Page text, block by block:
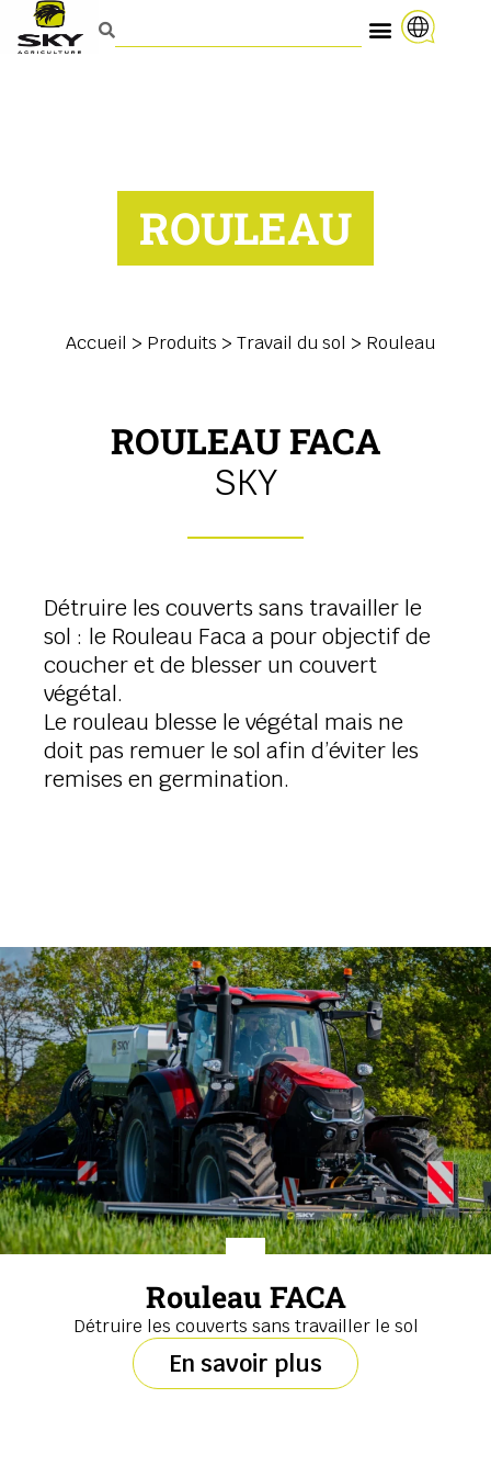
ROULEAU
Accueil > Produits > Travail du sol > Rouleau
ROULEAU FACA
SKY
Détruire les couverts sans travailler le
sol : le Rouleau Faca a pour objectif de
coucher et de blesser un couvert
végétal.
Le rouleau blesse le végétal mais ne
doit pas remuer le sol afin d’éviter les
remises en germination.
Rouleau FACA
Détruire les couverts sans travailler le sol
En savoir plus